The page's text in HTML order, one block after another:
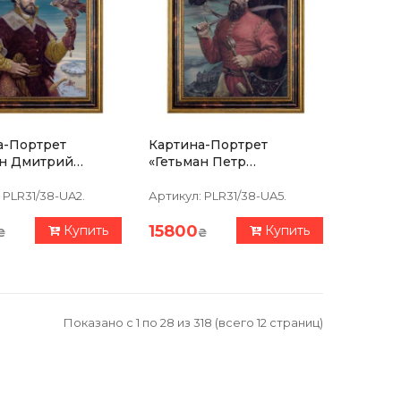
Портрет
Дмитрий
PLR31/38-UA2.
Купить
Картина-Портрет
«Гетьман Петр
Артикул: PLR31/38-UA5.
15800₴ Купить
Показано с 1 по 28 из 318 (всего 12 страниц)